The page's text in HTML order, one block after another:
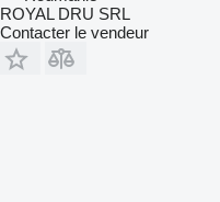
ROYAL DRU SRL
Contacter le vendeur